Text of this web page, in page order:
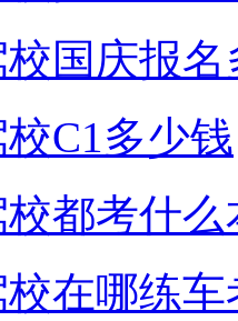
国庆报名
C1多少钱
都考什么
在哪练车